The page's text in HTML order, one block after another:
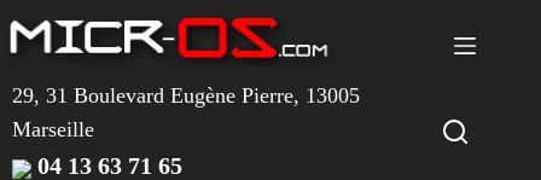
au
contenu
29, 31 Boulevard Eugène Pierre, 13005
Marseille
04 13 63 71 65